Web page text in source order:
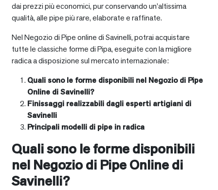
dai prezzi più economici, pur conservando un’altissima
qualità, alle pipe più rare, elaborate e raffinate.
Nel Negozio di Pipe online di Savinelli, potrai acquistare
tutte le classiche forme di Pipa, eseguite con la migliore
radica a disposizione sul mercato internazionale:
Quali sono le forme disponibili nel Negozio di Pipe
Online di Savinelli?
Finissaggi realizzabili dagli esperti artigiani di
Savinelli
Principali modelli di pipe in radica
Quali sono le forme disponibili
nel Negozio di Pipe Online di
Savinelli?